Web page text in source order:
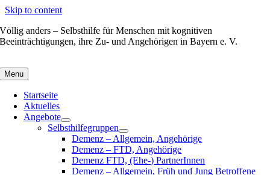
Skip to content
Völlig anders – Selbsthilfe für Menschen mit kognitiven
Beeinträchtigungen, ihre Zu- und Angehörigen in Bayern e. V.
Menu
Startseite
Aktuelles
Angebote
Selbsthilfegruppen
Demenz – Allgemein, Angehörige
Demenz – FTD, Angehörige
Demenz FTD, (Ehe-) PartnerInnen
Demenz – Allgemein, Früh und Jung Betroffene